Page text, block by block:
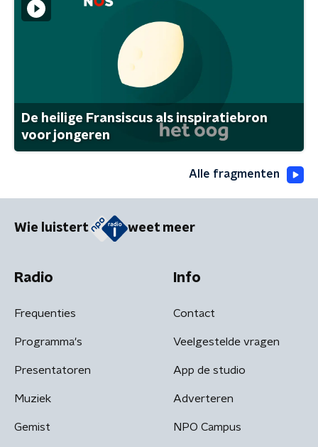
De heilige Fransiscus als inspiratiebron
voor jongeren
Alle fragmenten
Wie luistert weet meer
Radio
Frequenties
Programma's
Presentatoren
Muziek
Gemist
Info
Contact
Veelgestelde vragen
App de studio
Adverteren
NPO Campus